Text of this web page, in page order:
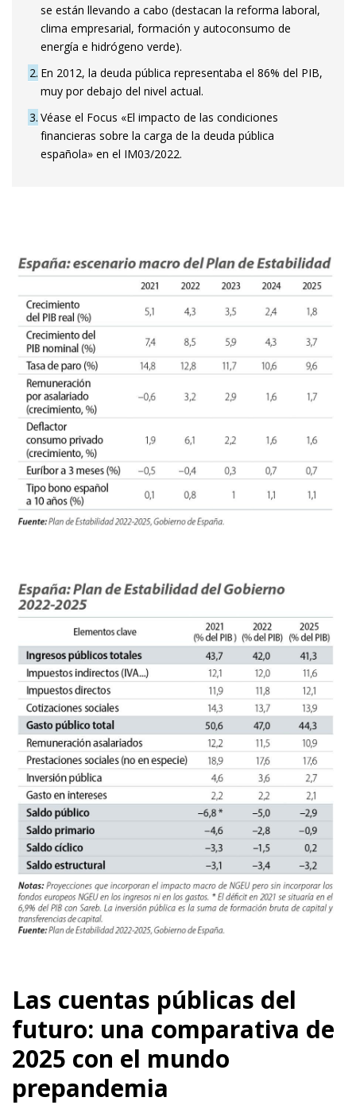
se están llevando a cabo (destacan la reforma laboral,
clima empresarial, formación y autoconsumo de
energía e hidrógeno verde).
2 En 2012, la deuda pública representaba el 86% del PIB,
muy por debajo del nivel actual.
3 Véase el Focus «El impacto de las condiciones
financieras sobre la carga de la deuda pública
española» en el IM03/2022.
Las cuentas públicas del
futuro: una comparativa de
2025 con el mundo
prepandemia